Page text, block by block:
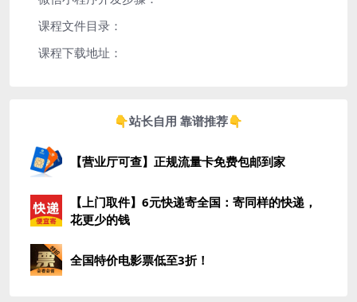
课程文件目录：
课程下载地址：
👇站长自用 靠谱推荐👇
【营业厅可查】正规流量卡免费包邮到家
【上门取件】6元快递寄全国：寄同样的快递，
花更少的钱
全国特价电影票低至3折！